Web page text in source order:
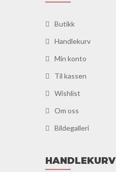
Butikk
Handlekurv
Min konto
Til kassen
Wishlist
Om oss
Bildegalleri
HANDLEKURV